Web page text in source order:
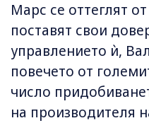
Марс се оттеглят
поставят свои
управлението ѝ,
повечето от
число
на производителя